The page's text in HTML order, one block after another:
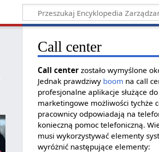
Call center
Call center zostało wymyślone
Jednak prawdziwy boom na call
profesjonalne aplikacje służące
marketingowe możliwości tychże
pracownicy odpowiadają na
konieczną pomoc telefoniczną.
musi wykorzystywać elementy
wyróżnić następujące elementy: